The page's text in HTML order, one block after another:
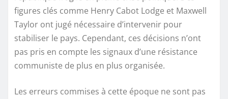
figures clés comme Henry Cabot Lodge et Maxwell
Taylor ont jugé nécessaire d’intervenir pour
stabiliser le pays. Cependant, ces décisions n’ont
pas pris en compte les signaux d’une résistance
communiste de plus en plus organisée.
Les erreurs commises à cette époque ne sont pas